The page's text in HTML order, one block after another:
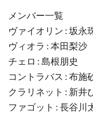
メンバー一覧
ヴァイオリン : 坂永
ヴィオラ : 本田梨沙
チェロ : 島根朋史
コントラバス : 布施
クラリネット : 新井
ファゴット : 長谷川